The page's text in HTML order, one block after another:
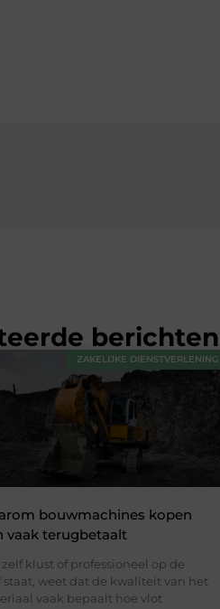
berichten
ZAKELIJKE DIENSTVERLENING
bouwmachines kopen
vaak terugbetaalt
klust of professioneel op de
staat, weet dat de kwaliteit van het
vaak bepaalt hoe vlot